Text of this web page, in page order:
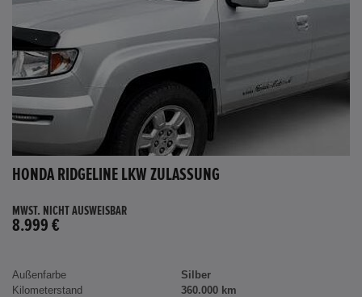
HONDA RIDGELINE LKW ZULASSUNG
MWST. NICHT AUSWEISBAR
8.999 €
Außenfarbe
Silber
Kilometerstand
360.000 km